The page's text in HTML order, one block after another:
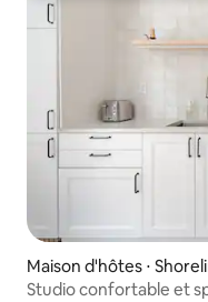
Maison d'hôtes ⋅
Studio confortable et